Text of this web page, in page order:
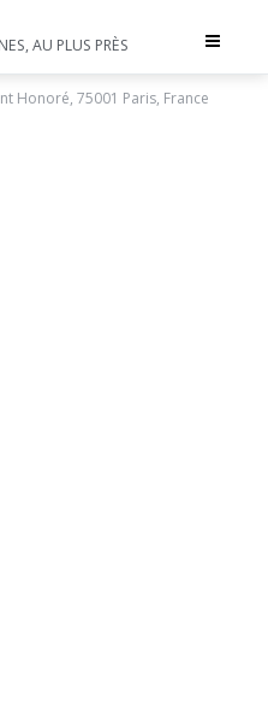
Toggle
AU PLUS PRÈS
Honoré, 75001 Paris, France